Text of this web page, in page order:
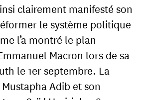
clairement manifesté son
le système politique
l’a montré le plan
Macron lors de sa
le 1er septembre. La
Adib et son